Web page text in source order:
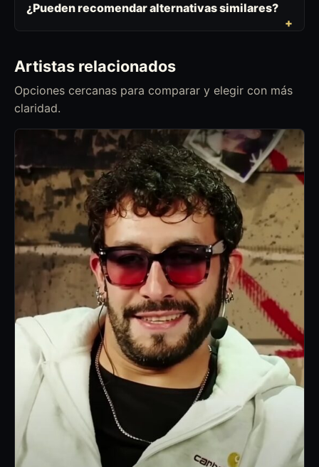
¿Pueden recomendar alternativas similares?
Artistas relacionados
Opciones cercanas para comparar y elegir con más
claridad.